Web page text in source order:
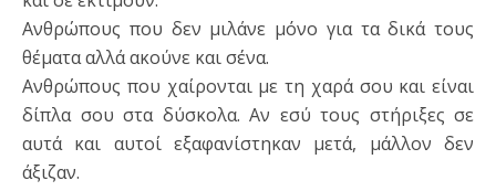
Ανθρώπους που δεν μιλάνε μόνο για τα δικά τους
θέματα αλλά ακούνε και σένα.
Ανθρώπους που χαίρονται με τη χαρά σου και είναι
δίπλα σου στα δύσκολα. Αν εσύ τους στήριξες σε
αυτά και αυτοί εξαφανίστηκαν μετά, μάλλον δεν
άξιζαν.